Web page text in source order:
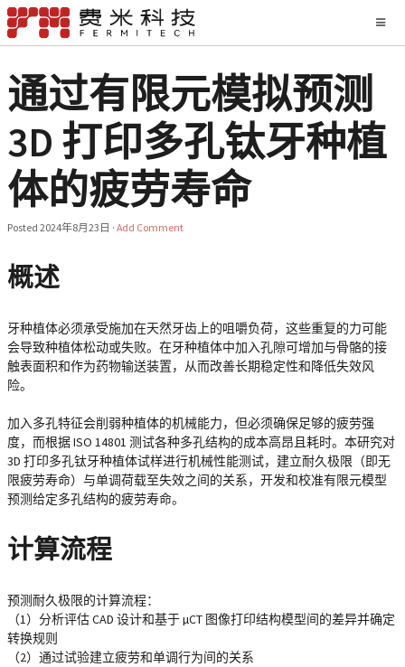
通过有限元模拟预测
3D 打印多孔钛牙种植
体的疲劳寿命
Posted 2024年8月23日 · Add Comment
概述
牙种植体必须承受施加在天然牙齿上的咀嚼负荷，这些重复的力可能
会导致种植体松动或失败。在牙种植体中加入孔隙可增加与骨骼的接
触表面积和作为药物输送装置，从而改善长期稳定性和降低失效风
险。
加入多孔特征会削弱种植体的机械能力，但必须确保足够的疲劳强
度，而根据 ISO 14801 测试各种多孔结构的成本高昂且耗时。本研究对
3D 打印多孔钛牙种植体试样进行机械性能测试，建立耐久极限（即无
限疲劳寿命）与单调荷载至失效之间的关系，开发和校准有限元模型
预测给定多孔结构的疲劳寿命。
计算流程
预测耐久极限的计算流程：
（1）分析评估 CAD 设计和基于 µCT 图像打印结构模型间的差异并确定
转换规则
（2）通过试验建立疲劳和单调行为间的关系